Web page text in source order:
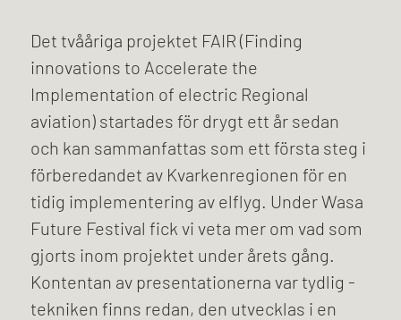
Det tvååriga projektet FAIR (Finding
innovations to Accelerate the
Implementation of electric Regional
aviation) startades för drygt ett år sedan
och kan sammanfattas som ett första steg i
förberedandet av Kvarkenregionen för en
tidig implementering av elflyg. Under Wasa
Future Festival fick vi veta mer om vad som
gjorts inom projektet under årets gång.
Kontentan av presentationerna var tydlig -
tekniken finns redan, den utvecklas i en